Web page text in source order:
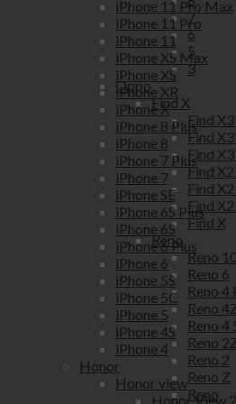
7
6
5
3
Oppo
Find X
Find
Find
Find
Find
Find
Find
Find X
Reno
Reno
Reno 6
Reno 4
Reno
Reno 4
Reno
Reno 2
Reno Z
Reno
iPhone 11 Pro Max
iPhone 11 Pro
iPhone 11
iPhone XS Max
iPhone XS
iPhone XR
iPhone X
iPhone 8 Plus
iPhone 8
iPhone 7 Plus
iPhone 7
iPhone SE
iPhone 6S Plus
iPhone 6S
iPhone 6 Plus
iPhone 6
iPhone 5S
iPhone 5C
iPhone 5
iPhone 4S
iPhone 4
Honor
Honor view
Honor View